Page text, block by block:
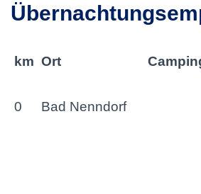
km Ort
0
Bad Nenndorf